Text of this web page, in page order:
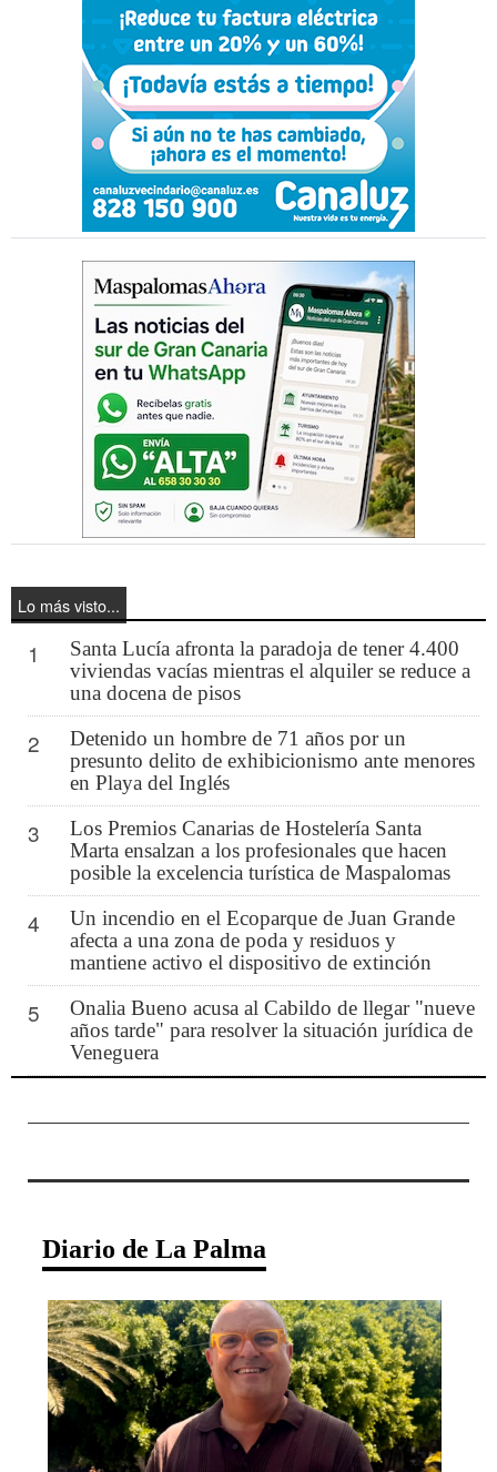
Lo más visto...
1
Santa Lucía afronta la paradoja de tener 4.400
viviendas vacías mientras el alquiler se reduce a
una docena de pisos
2
Detenido un hombre de 71 años por un
presunto delito de exhibicionismo ante menores
en Playa del Inglés
3
Los Premios Canarias de Hostelería Santa
Marta ensalzan a los profesionales que hacen
posible la excelencia turística de Maspalomas
4
Un incendio en el Ecoparque de Juan Grande
afecta a una zona de poda y residuos y
mantiene activo el dispositivo de extinción
5
Onalia Bueno acusa al Cabildo de llegar "nueve
años tarde" para resolver la situación jurídica de
Veneguera
Diario de La Palma